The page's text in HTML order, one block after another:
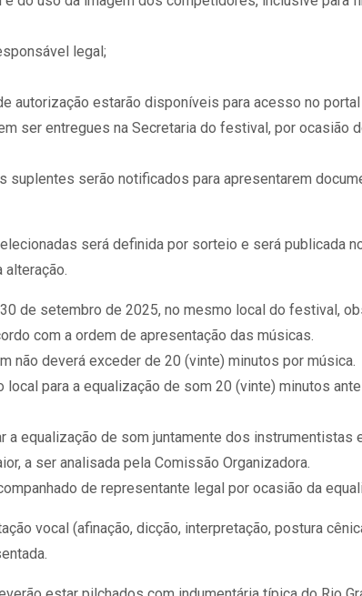
legal;
autorização estarão disponíveis para acesso no
ser entregues na Secretaria do festival, por ocasião
suplentes serão notificados para apresentarem
será definida por sorteio e será publicada
alteração.
de setembro de 2025, no mesmo local do festival,
com a ordem de apresentação das músicas.
não deverá exceder de 20 (vinte) minutos por música.
para a equalização de som 20 (vinte) minutos
a equalização de som juntamente dos
a ser analisada pela Comissão Organizadora.
de representante legal por ocasião da
vocal (afinação, dicção, interpretação, postura